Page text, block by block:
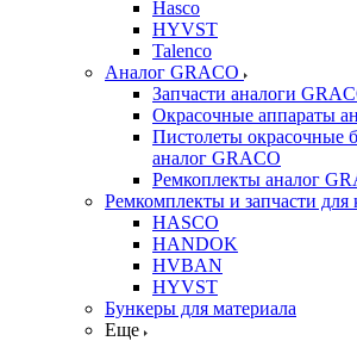
Hasco
HYVST
Talenco
Аналог GRACO
Запчасти аналоги
Окрасочные аппараты
Пистолеты окрасочные
аналог GRACO
Ремкоплекты аналог
Ремкомплекты и запчасти для
HASCO
HANDOK
HVBAN
HYVST
Бункеры для материала
Еще